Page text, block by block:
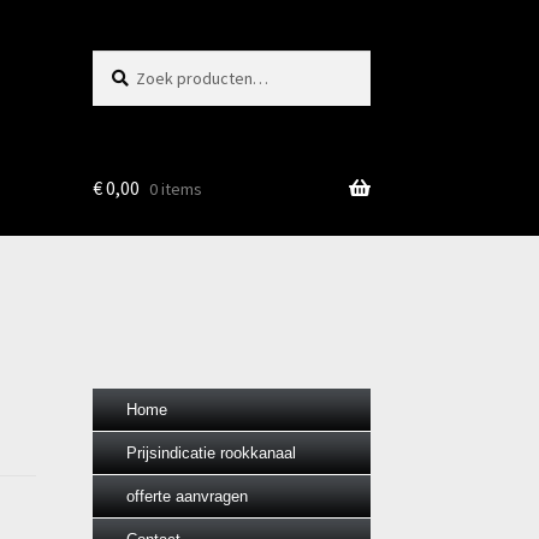
naar:
€0,00 0 items
Home
Prijsindicatie rookkanaal
offerte aanvragen